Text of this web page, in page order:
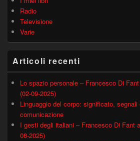
Radio
Televisione
Varie
Articoli recenti
Lo spazio personale – Francesco Di
(02-09-2025)
Linguaggio del corpo: significato,
comunicazione
I gesti degli italiani – Francesco Di Fant
08-2025)